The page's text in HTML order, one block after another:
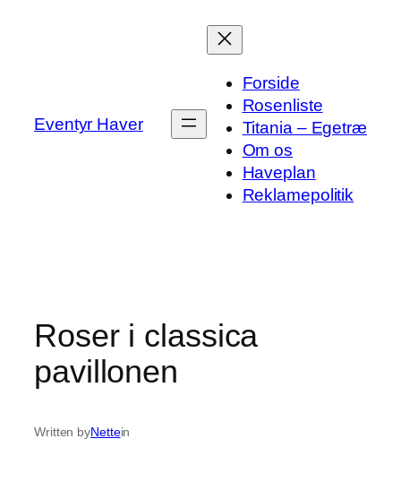
Eventyr Haver
Forside
Rosenliste
Titania – Egetræ
Om os
Haveplan
Reklamepolitik
Roser i classica
pavillonen
Written byNettein